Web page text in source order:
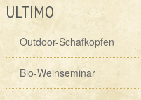
ULTIMO
Outdoor-Schafkopfen
Bio-Weinseminar